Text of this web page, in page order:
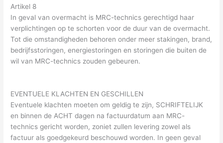
Artikel 8
In geval van overmacht is MRC-technics gerechtigd haar
verplichtingen op te schorten voor de duur van de overmacht.
Tot die omstandigheden behoren onder meer stakingen, brand,
bedrijfsstoringen, energiestoringen en storingen die buiten de
wil van MRC-technics zouden gebeuren.
EVENTUELE KLACHTEN EN GESCHILLEN
Eventuele klachten moeten om geldig te zijn, SCHRIFTELIJK
en binnen de ACHT dagen na factuurdatum aan MRC-
technics gericht worden, zoniet zullen levering zowel als
factuur als goedgekeurd beschouwd worden. In geen geval